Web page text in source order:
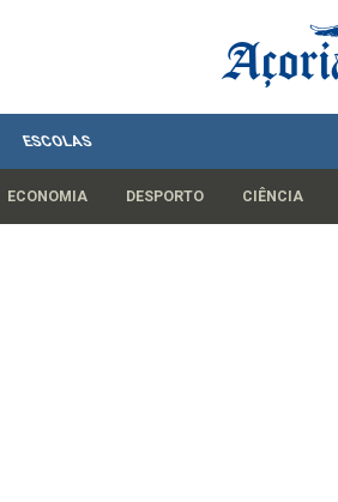
ESCOLAS
ECONOMIA DESPORTO CIÊNCIA